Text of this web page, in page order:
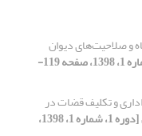
و صلاحیت‌های دیوان
[دوره 1، شماره 1، 1398، صفحه 119-
و تکلیف قضات در
[دوره 1، شماره 1، 1398،